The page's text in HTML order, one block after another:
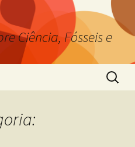
Ciência, Fósseis e